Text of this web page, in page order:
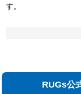
す。
RUGs公